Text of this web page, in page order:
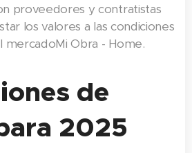
proveedores y contratistas
los valores a las condiciones
mercado​Mi Obra - Home.
de
2025